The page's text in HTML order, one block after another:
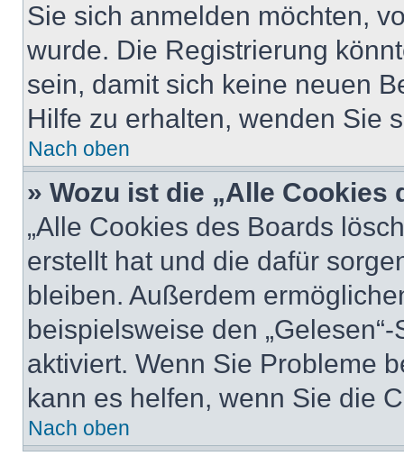
Sie sich anmelden möchten,
wurde. Die Registrierung
sein, damit sich keine neuen
Hilfe zu erhalten, wenden Sie
Nach oben
» Wozu ist die „Alle
„Alle Cookies des Boards
erstellt hat und die dafür
bleiben. Außerdem
beispielsweise den
aktiviert. Wenn Sie Probleme
kann es helfen, wenn Sie die
Nach oben